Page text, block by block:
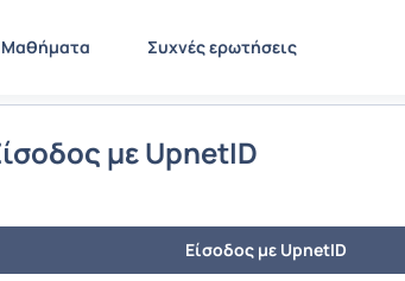
Μαθήματα Συχνές ερωτήσεις
με UpnetID
Είσοδος με UpnetID